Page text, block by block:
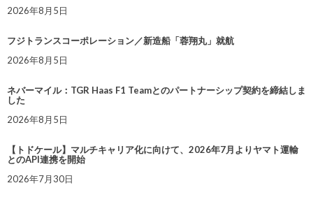
2026年8月5日
フジトランスコーポレーション／新造船「蓉翔丸」就航
2026年8月5日
ネバーマイル：TGR Haas F1 Teamとのパートナーシップ契約を締結しま
した
2026年8月5日
【トドケール】マルチキャリア化に向けて、2026年7月よりヤマト運輸
とのAPI連携を開始
2026年7月30日